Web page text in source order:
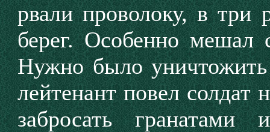
рвали проволоку, в
берег. Особенно мешал
Нужно было
лейте­нант повел солдат
забросать